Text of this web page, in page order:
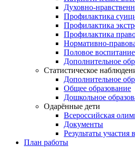
Духовно-
Профилактика
Профилактика
Профилактика
Нормативно-
Половое воспитание
Дополнительное
Статистическое
Дополнительное
Общее образование
Дошкольное
Одарённые дети
Всероссийская
Документы
Результаты
План работы